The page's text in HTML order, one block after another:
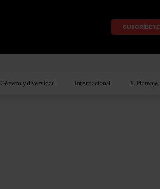
SUSCRÍBETE
Género y diversidad Internacional El Plumaje